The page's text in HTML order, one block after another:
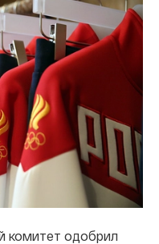
комитет одобрил